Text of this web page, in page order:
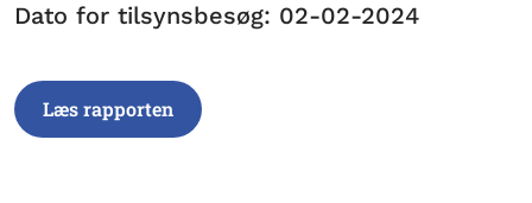
Dato for tilsynsbesøg: 02-02-2024
Læs rapporten